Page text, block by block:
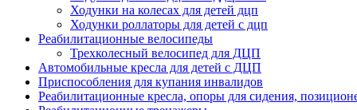
Ходунки на колесах для детей дцп
Ходунки роллаторы для детей с дцп
Реабилитационные велосипеды
Трехколесный велосипед для ДЦП
Автомобильные кресла для детей с ДЦП
Приспособления для купания инвалидов
Реабилитационные кресла, опоры для сидения,